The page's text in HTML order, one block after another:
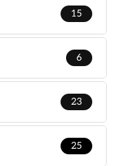
15
6
23
25